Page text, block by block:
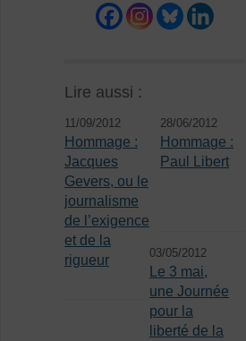
Lire aussi :
11/09/2012
Hommage :
Jacques
Gevers, ou le
journalisme
de l’exigence
et de la
rigueur
28/06/2012
Hommage :
Paul Libert
03/05/2012
Le 3 mai,
une Journée
pour la
liberté de la